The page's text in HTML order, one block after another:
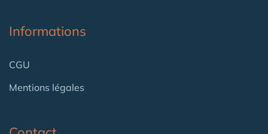
Informations
CGU
Mentions légales